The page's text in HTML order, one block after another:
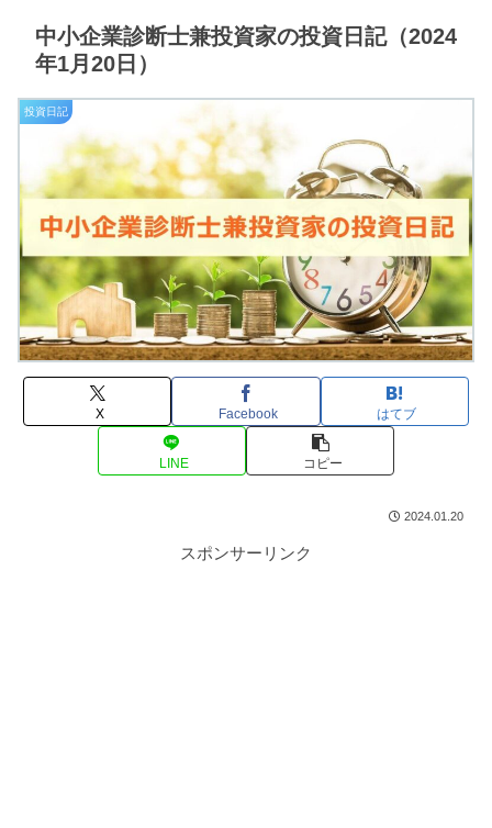
中小企業診断士兼投資家の投資日記（2024
年1月20日）
投資日記
X Facebook はてブ
LINE コピー
2024.01.20
スポンサーリンク